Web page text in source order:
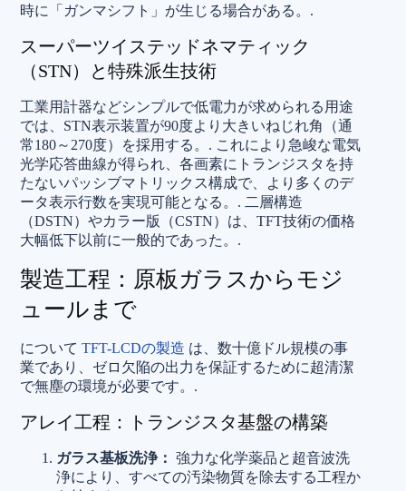
時に「ガンマシフト」が生じる場合がある。.
スーパーツイステッドネマティック
（STN）と特殊派生技術
工業用計器などシンプルで低電力が求められる用途
では、STN表示装置が90度より大きいねじれ角（通
常180～270度）を採用する。. これにより急峻な電気
光学応答曲線が得られ、各画素にトランジスタを持
たないパッシブマトリックス構成で、より多くのデ
ータ表示行数を実現可能となる。. 二層構造
（DSTN）やカラー版（CSTN）は、TFT技術の価格
大幅低下以前に一般的であった。.
製造工程：原板ガラスからモジ
ュールまで
について TFT-LCDの製造 は、数十億ドル規模の事
業であり、ゼロ欠陥の出力を保証するために超清潔
で無塵の環境が必要です。.
アレイ工程：トランジスタ基盤の構築
ガラス基板洗浄： 強力な化学薬品と超音波洗
浄により、すべての汚染物質を除去する工程か